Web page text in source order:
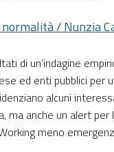
/ Nunzia
di un’indagine
ed enti pubblici per
alcuni
ma anche un alert per
meno